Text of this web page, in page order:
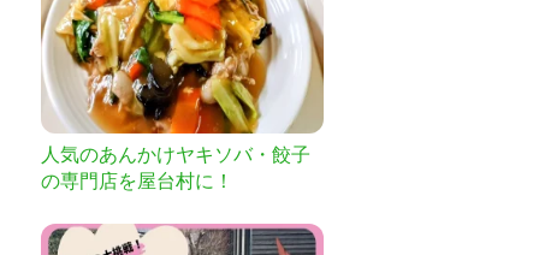
人気のあんかけヤキソバ・餃子
の専門店を屋台村に！